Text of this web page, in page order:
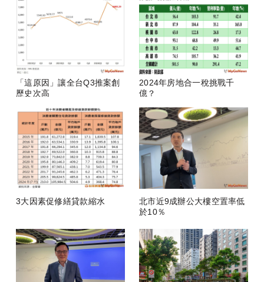
「這原因」讓全台Q3推案創
歷史次高
2024年房地合一稅挑戰千
億？
3大因素促修繕貸款縮水
北市近9成辦公大樓空置率低
於10％